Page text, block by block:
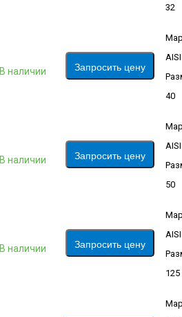
32
В наличии Запросить цену
40
В наличии Запросить цену
50
В наличии Запросить цену
125